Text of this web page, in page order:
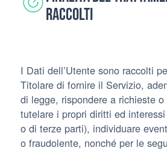
raccolti
I Dati dell’Utente sono raccolti
Titolare di fornire il Servizio,
di legge, rispondere a richieste
tutelare i propri diritti ed
o di terze parti), individuare
o fraudolente, nonché per le